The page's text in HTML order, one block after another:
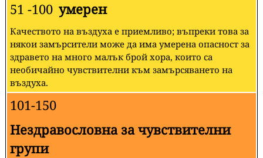
51 -100 умерен
Качеството на въздуха е приемливо; въпреки това за
някои замърсители може да има умерена опасност за
здравето на много малък брой хора, които са
необичайно чувствителни към замърсяването на
въздуха.
101-150
Нездравословна за чувствителни
групи